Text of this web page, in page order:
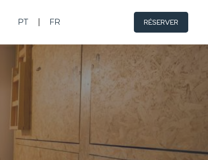
PT FR RÉSERVER